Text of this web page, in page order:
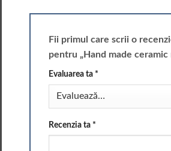
Fii primul care scrii o
pentru „Hand made ceramic
Evaluarea ta *
Recenzia ta *